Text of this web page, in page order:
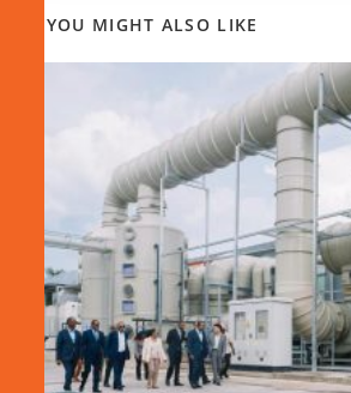
YOU MIGHT ALSO LIKE